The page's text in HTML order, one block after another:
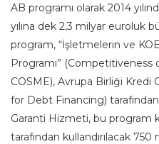
AB programı olarak 2014
yılına dek 2,3 milyar euroluk
program, “İşletmelerin ve
Programı” (Competitiveness
COSME), Avrupa Birliği Kredi
for Debt Financing)
Garanti Hizmeti, bu program
tarafından kullandırılacak